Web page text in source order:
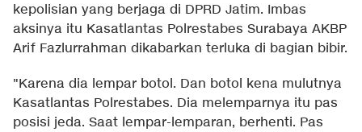
kepolisian yang berjaga di DPRD Jatim. Imbas
aksinya itu Kasatlantas Polrestabes Surabaya AKBP
Arif Fazlurrahman dikabarkan terluka di bagian bibir.
"Karena dia lempar botol. Dan botol kena mulutnya
Kasatlantas Polrestabes. Dia melemparnya itu pas
posisi jeda. Saat lempar-lemparan, berhenti. Pas